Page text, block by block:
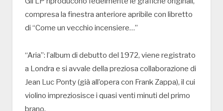
compresa la finestra anteriore apribile con libretto
di “Come un vecchio incensiere…”
“Aria”: l’album di debutto del 1972, viene registrato
a Londra e si avvale della preziosa collaborazione di
Jean Luc Ponty (già all’opera con Frank Zappa), il cui
violino impreziosisce i quasi venti minuti del primo
brano.